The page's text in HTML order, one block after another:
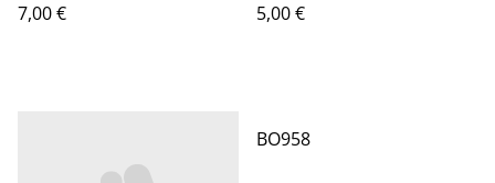
7,00 € 5,00 €
BO958